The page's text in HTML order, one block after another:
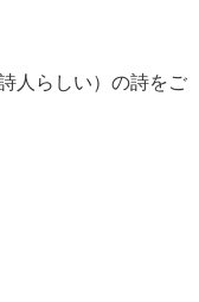
人らしい）の詩をご